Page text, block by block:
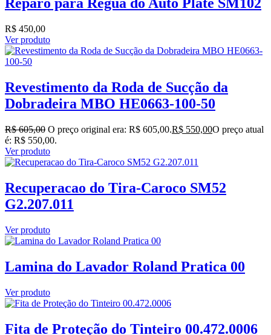
Reparo para Régua do Auto Plate SM102
R$ 450,00
Ver produto
Revestimento da Roda de Sucção da
Dobradeira MBO HE0663-100-50
R$605,00 O preço original era: R$ 605,00.R$ 550,00O preço atual
é: R$ 550,00.
Ver produto
Recuperacao do Tira-Caroco SM52
G2.207.011
Ver produto
Lamina do Lavador Roland Pratica 00
Ver produto
Fita de Proteção do Tinteiro 00.472.0006